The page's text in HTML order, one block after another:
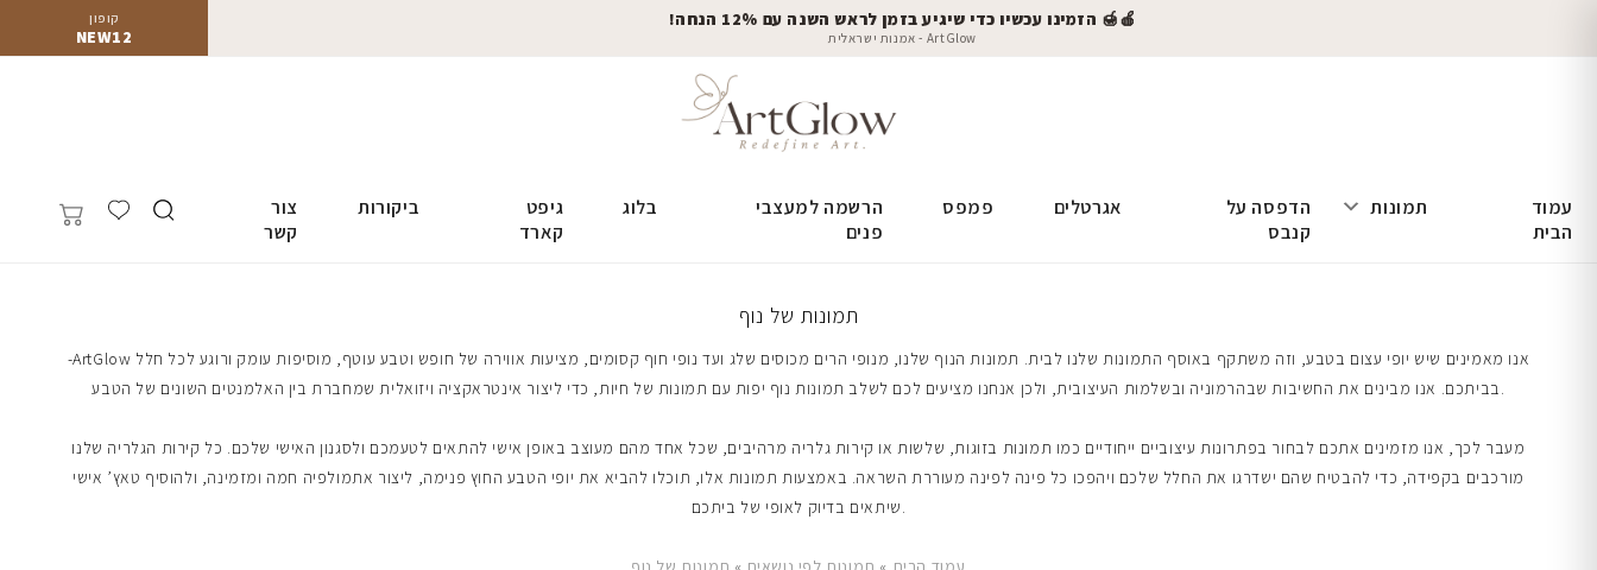
קופון
NEW12
🍎🍯 הזמינו עכשיו כדי שיגיע בזמן לראש השנה עם 12% הנחה!
ArtGlow - אמנות ישראלית
עמוד
הבית
תמונות
הדפסה על
קנבס
אגרטלים פמפס
הרשמה למעצבי
פנים
בלוג
גיפט
קארד
ביקורות
צור
קשר
תמונות של נוף
-ArtGlow אנו מאמינים שיש יופי עצום בטבע, וזה משתקף באוסף התמונות שלנו לבית. תמונות הנוף שלנו, מנופי הרים מכוסים שלג ועד נופי חוף קסומים, מציעות אווירה של חופש וטבע עוטף, מוסיפות עומק ורוגע לכל חלל
בביתכם. אנו מבינים את החשיבות שבהרמוניה ובשלמות העיצובית, ולכן אנחנו מציעים לכם לשלב תמונות נוף יפות עם תמונות של חיות, כדי ליצור אינטראקציה ויזואלית שמחברת בין האלמנטים השונים של הטבע.
מעבר לכך, אנו מזמינים אתכם לבחור בפתרונות עיצוביים ייחודיים כמו תמונות בזוגות, שלשות או קירות גלריה מרהיבים, שכל אחד מהם מעוצב באופן אישי להתאים לטעמכם ולסגנון האישי שלכם. כל קירות הגלריה שלנו
מורכבים בקפידה, כדי להבטיח שהם ישדרגו את החלל שלכם ויהפכו כל פינה לפינה מעוררת השראה. באמצעות תמונות אלו, תוכלו להביא את יופי הטבע החוץ פנימה, ליצור אתמולפיה חמה ומזמינה, ולהוסיף טאץ’ אישי
שיתאים בדיוק לאופי של ביתכם.